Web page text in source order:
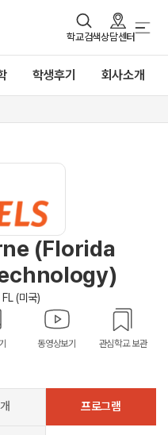
학교검색상담센터
학생후기 회사소개
(Florida
(미국)
동영상보기 관심학교 보관
프로그램